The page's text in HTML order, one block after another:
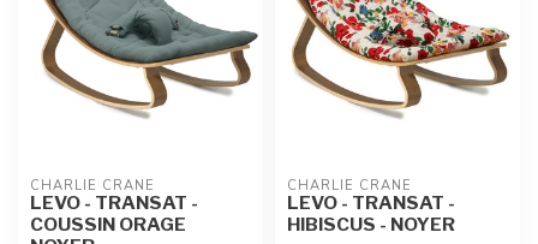
CHARLIE CRANE
LEVO - TRANSAT -
COUSSIN ORAGE
CHARLIE CRANE
LEVO - TRANSAT -
HIBISCUS - NOYER